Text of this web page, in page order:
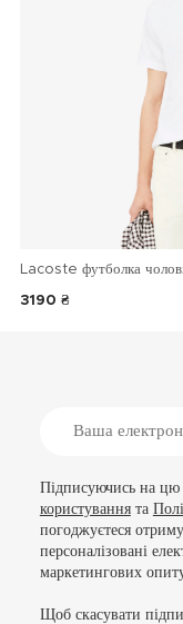
Lacoste футболка
3190 ₴
Підписуючись на цю
користуваннята
погоджуєтеся
персоналізовані
маркетингових
Щоб скасувати